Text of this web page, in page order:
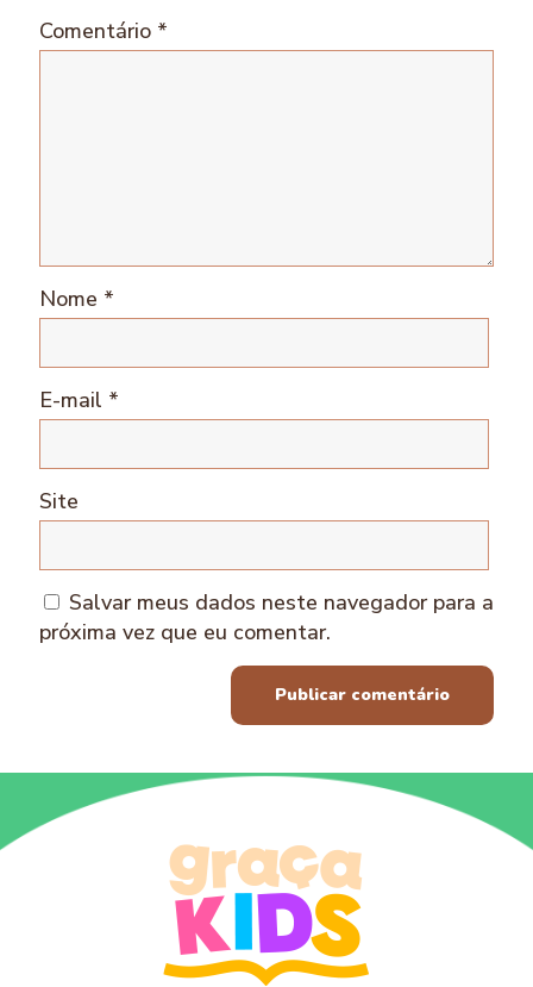
Comentário *
Nome *
E-mail *
Site
Salvar meus dados neste navegador para a
próxima vez que eu comentar.